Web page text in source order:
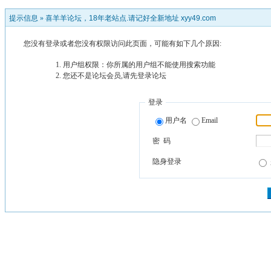
提示信息 » 喜羊羊论坛，18年老站点.请记好全新地址 xyy49.com
您没有登录或者您没有权限访问此页面，可能有如下几个原因:
用户组权限：你所属的用户组不能使用搜索功能
您还不是论坛会员,请先登录论坛
登录
用户名 Email
密 码
隐身登录